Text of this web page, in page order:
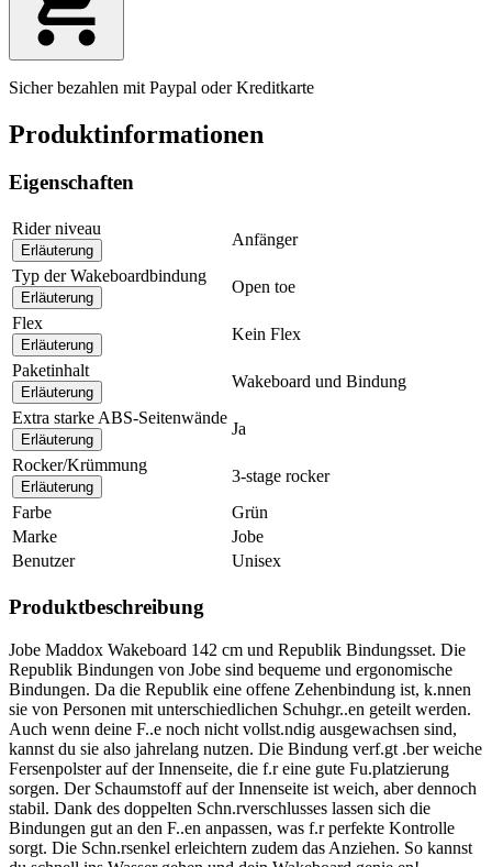
Sicher bezahlen mit Paypal oder Kreditkarte
Produktinformationen
Eigenschaften
Rider niveau
Erläuterung
Anfänger
Typ der Wakeboardbindung
Erläuterung
Open toe
Flex
Erläuterung
Kein Flex
Paketinhalt
Erläuterung
Wakeboard und Bindung
Extra starke ABS-Seitenwände
Erläuterung
Ja
Rocker/Krümmung
Erläuterung
3-stage rocker
Farbe
Grün
Marke
Jobe
Benutzer
Unisex
Produktbeschreibung
Jobe Maddox Wakeboard 142 cm und Republik Bindungsset. Die
Republik Bindungen von Jobe sind bequeme und ergonomische
Bindungen. Da die Republik eine offene Zehenbindung ist, k.nnen
sie von Personen mit unterschiedlichen Schuhgr..en geteilt werden.
Auch wenn deine F..e noch nicht vollst.ndig ausgewachsen sind,
kannst du sie also jahrelang nutzen. Die Bindung verf.gt .ber weiche
Fersenpolster auf der Innenseite, die f.r eine gute Fu.platzierung
sorgen. Der Schaumstoff auf der Innenseite ist weich, aber dennoch
stabil. Dank des doppelten Schn.rverschlusses lassen sich die
Bindungen gut an den F..en anpassen, was f.r perfekte Kontrolle
sorgt. Die Schn.rsenkel erleichtern zudem das Anziehen. So kannst